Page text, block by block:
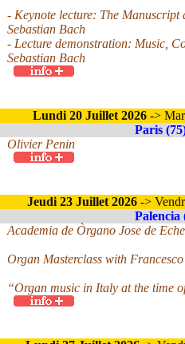
- Keynote lecture: The Manuscript
Sebastian Bach
- Lecture demonstration: Music,
Sebastian Bach
Lundi 20 Juillet 2026 ->
Paris
Olivier Penin
Jeudi 23 Juillet 2026 ->
Palencia
Academia de Òrgano Jose de
Organ Masterclass with
“Organ music in Italy at the time